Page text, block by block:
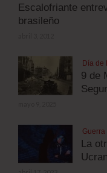
Escalofriante
brasileño
Día de
9 de
La